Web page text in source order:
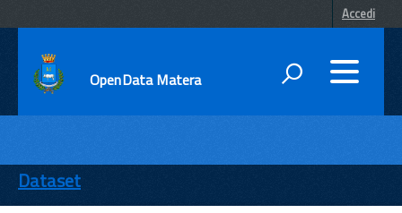
Accedi
OpenData Matera
ENTI
TEMI
Dataset